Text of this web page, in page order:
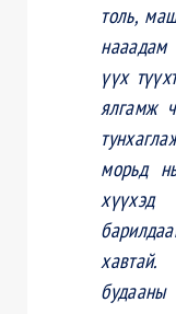
толь,
үүх
ялгамж
морьд
хүүхэд
хавтай.